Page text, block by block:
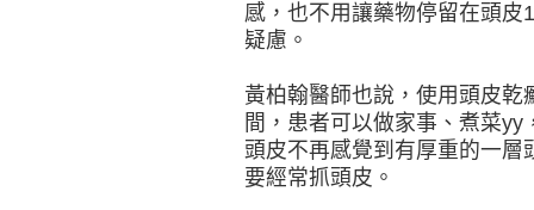
感，也不用讓藥物停留在頭
疑慮。
黃柏翰醫師也說，使用頭皮
間，患者可以做家事、煮菜
頭皮不再感覺到有厚重的一層
要經常抓頭皮。